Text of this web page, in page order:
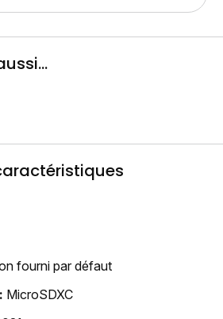
fourni par défaut
MicroSDXC